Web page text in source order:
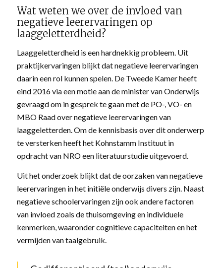
Wat weten we over de invloed van
negatieve leerervaringen op
laaggeletterdheid?
Laaggeletterdheid is een hardnekkig probleem. Uit
praktijkervaringen blijkt dat negatieve leerervaringen
daarin een rol kunnen spelen. De Tweede Kamer heeft
eind 2016 via een motie aan de minister van Onderwijs
gevraagd om in gesprek te gaan met de PO-, VO- en
MBO Raad over negatieve leerervaringen van
laaggeletterden. Om de kennisbasis over dit onderwerp
te versterken heeft het Kohnstamm Instituut in
opdracht van NRO een literatuurstudie uitgevoerd.
Uit het onderzoek blijkt dat de oorzaken van negatieve
leerervaringen in het initiële onderwijs divers zijn. Naast
negatieve schoolervaringen zijn ook andere factoren
van invloed zoals de thuisomgeving en individuele
kenmerken, waaronder cognitieve capaciteiten en het
vermijden van taalgebruik.